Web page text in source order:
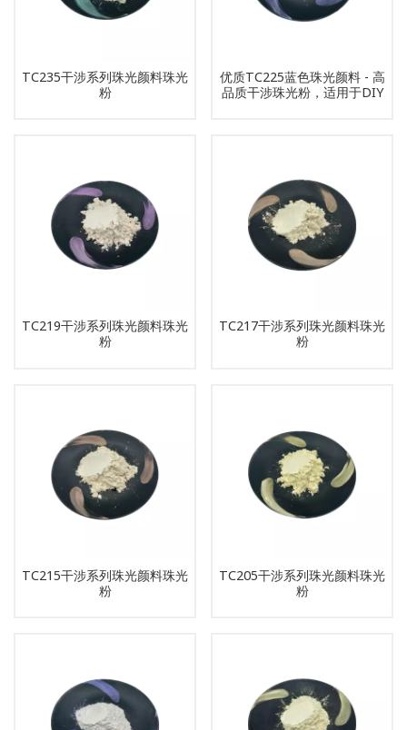
TC235干涉系列珠光颜料珠光
粉
优质TC225蓝色珠光颜料 - 高
品质干涉珠光粉，适用于DIY
TC219干涉系列珠光颜料珠光
粉
TC217干涉系列珠光颜料珠光
粉
TC215干涉系列珠光颜料珠光
粉
TC205干涉系列珠光颜料珠光
粉